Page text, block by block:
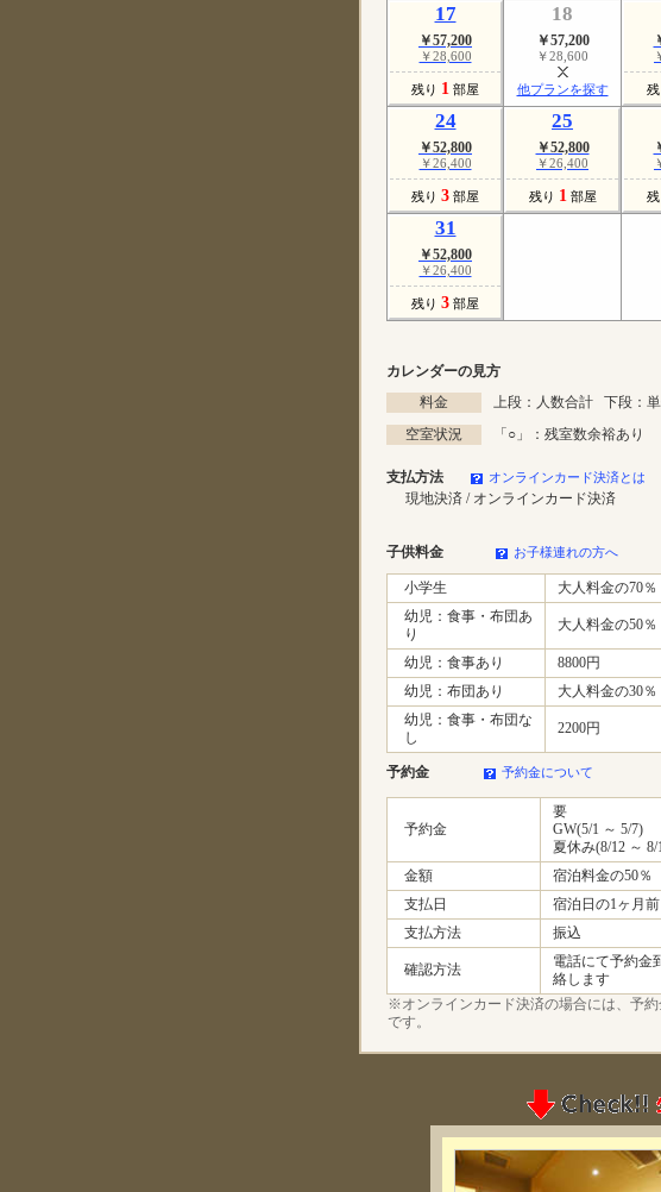
17
￥57,200
￥28,600
残り 1 部屋
18
￥57,200
￥28,600
他プランを探す 残
24
￥52,800
￥26,400
残り 3 部屋
25
￥52,800
￥26,400
残り 1 部屋 残
31
￥52,800
￥26,400
残り 3 部屋
カレンダーの見方
料金
上段：人数合計 下段：
空室状況
「○ 」：残室数余裕あ
支払方法 オンラインカード決済とは
現地決済 / オンラインカード決済
子供料金 お子様連れの方へ
小学生
大人料金の70％
幼児：食事・布団あ
り
大人料金の50％
幼児：食事あり
8800円
幼児：布団あり
大人料金の30％
幼児：食事・布団な
し
2200円
予約金 予約金について
予約金
要
GW(5/1 ～ 5/7)
夏休み(8/12 ～ 8/
金額
宿泊料金の50％
支払日
宿泊日の1ヶ月前
支払方法
振込
確認方法
電話にて予約金
絡します
※オンラインカード決済の場合には、予
です。